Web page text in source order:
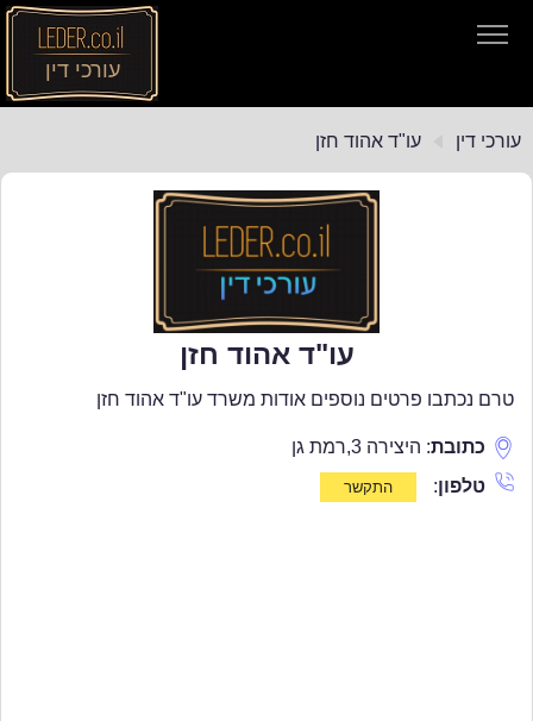
עורכי דין
עורכי דין
עורכי דין עו"ד אהוד חזן
עו"ד אהוד חזן
טרם נכתבו פרטים נוספים אודות משרד עו"ד אהוד חזן
כתובת: היצירה 3 ,רמת גן
טלפון: